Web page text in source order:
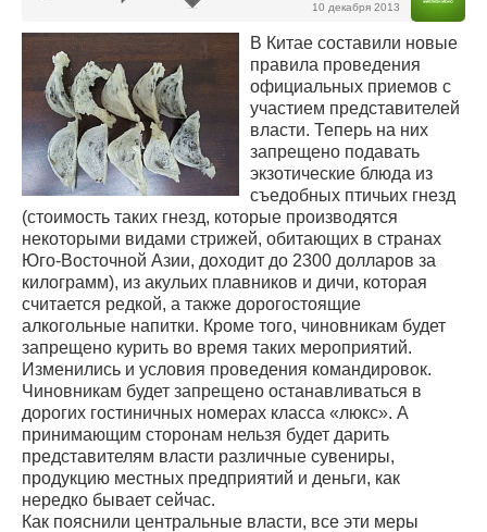
10 декабря 2013
В Китае составили новые
правила проведения
официальных приемов с
участием представителей
власти. Теперь на них
запрещено подавать
экзотические блюда из
съедобных птичьих гнезд
(стоимость таких гнезд, которые производятся
некоторыми видами стрижей, обитающих в странах
Юго-Восточной Азии, доходит до 2300 долларов за
килограмм), из акульих плавников и дичи, которая
считается редкой, а также дорогостоящие
алкогольные напитки. Кроме того, чиновникам будет
запрещено курить во время таких мероприятий.
Изменились и условия проведения командировок.
Чиновникам будет запрещено останавливаться в
дорогих гостиничных номерах класса «люкс». А
принимающим сторонам нельзя будет дарить
представителям власти различные сувениры,
продукцию местных предприятий и деньги, как
нередко бывает сейчас.
Как пояснили центральные власти, все эти меры